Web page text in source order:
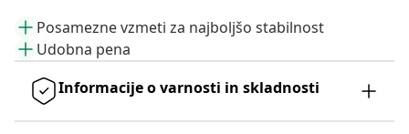
Posamezne vzmeti za najboljšo stabilnost
Udobna pena
Informacije o varnosti in skladnosti